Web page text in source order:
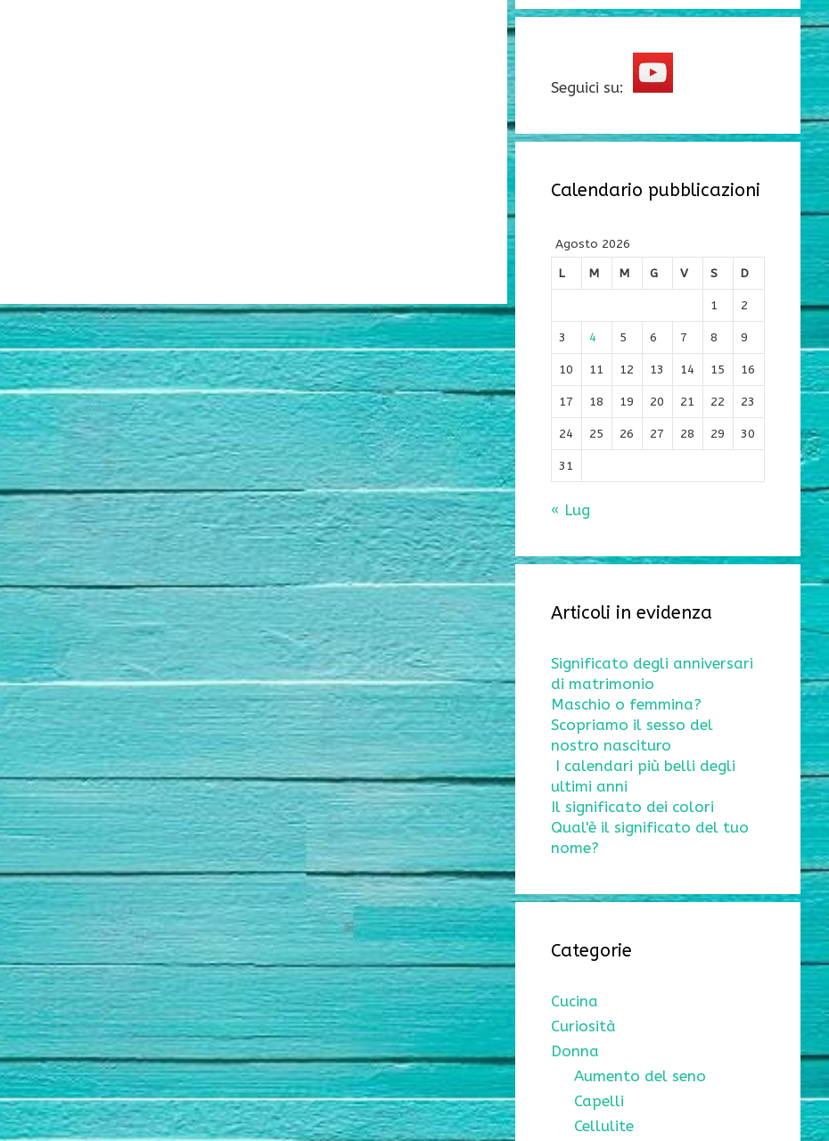
Seguici su:
Calendario pubblicazioni
Agosto 2026
L
M M G V S D
1 2
3 4 5 6 7 8 9
10 11 12 13 14 15 16
17 18 19 20 21 22 23
24 25 26 27 28 29 30
31
« Lug
Articoli in evidenza
Significato degli anniversari
di matrimonio
Maschio o femmina?
Scopriamo il sesso del
nostro nascituro
I calendari più belli degli
ultimi anni
Il significato dei colori
Qual'è il significato del tuo
nome?
Categorie
Cucina
Curiosità
Donna
Aumento del seno
Capelli
Cellulite